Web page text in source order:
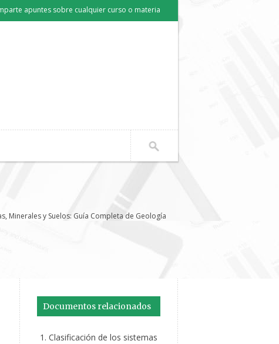
apuntes sobre cualquier curso o materia
Minerales y Suelos: Guía Completa de Geología
Documentos relacionados
Clasificación de los sistemas